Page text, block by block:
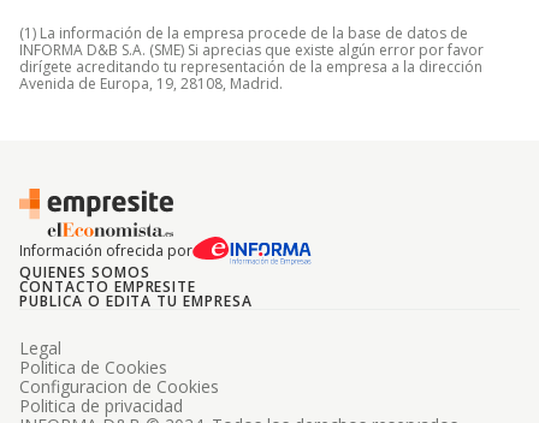
(1) La información de la empresa procede de la base de datos de
INFORMA D&B S.A. (SME) Si aprecias que existe algún error por favor
dirígete acreditando tu representación de la empresa a la dirección
Avenida de Europa, 19, 28108, Madrid.
Información ofrecida por
QUIENES SOMOS
CONTACTO EMPRESITE
PUBLICA O EDITA TU EMPRESA
Legal
Politica de Cookies
Configuracion de Cookies
Politica de privacidad